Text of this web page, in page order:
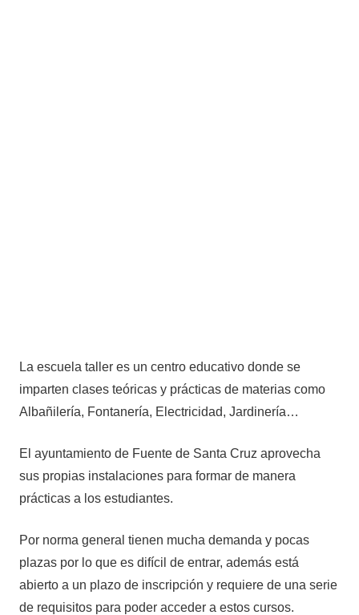
La escuela taller es un centro educativo donde se
imparten clases teóricas y prácticas de materias como
Albañilería, Fontanería, Electricidad, Jardinería…
El ayuntamiento de Fuente de Santa Cruz aprovecha
sus propias instalaciones para formar de manera
prácticas a los estudiantes.
Por norma general tienen mucha demanda y pocas
plazas por lo que es difícil de entrar, además está
abierto a un plazo de inscripción y requiere de una serie
de requisitos para poder acceder a estos cursos.